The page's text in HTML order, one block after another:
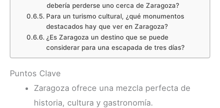
debería perderse uno cerca de Zaragoza?
Para un turismo cultural, ¿qué monumentos
destacados hay que ver en Zaragoza?
¿Es Zaragoza un destino que se puede
considerar para una escapada de tres días?
Puntos Clave
Zaragoza ofrece una mezcla perfecta de
historia, cultura y gastronomía.